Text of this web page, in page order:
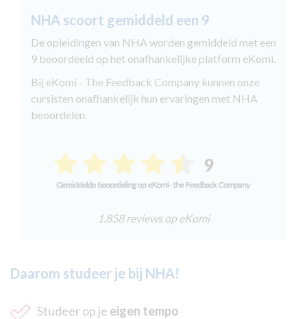
NHA scoort gemiddeld een 9
De opleidingen van NHA worden gemiddeld met een
9 beoordeeld op het onafhankelijke platform eKomi.
Bij eKomi - The Feedback Company kunnen onze
cursisten onafhankelijk hun ervaringen met NHA
beoordelen.
1.858 reviews op eKomi
Daarom studeer je bij NHA!
Studeer op je eigen tempo